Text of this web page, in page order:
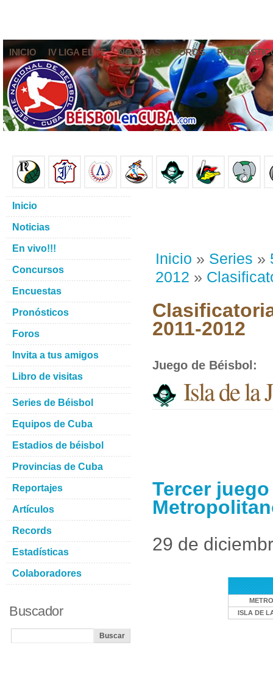
INICIO IV LIGA ELITE NOTICIAS FOROS
Inicio » Series »
2012 »
2011-2012
Juego de Béisbol :
Isla de la
Tercer
29 de
ISLA DE
Inicio
Noticias
En vivo!!!
Concursos
Encuestas
Pronósticos
Foros
Invita a tus amigos
Libro de visitas
Series de Béisbol
Equipos de Cuba
Estadios de béisbol
Provincias de Cuba
Reportajes
Artículos
Records
Estadísticas
Colaboradores
Buscador